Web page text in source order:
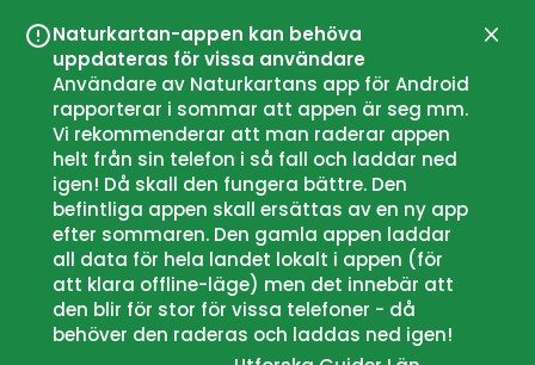
Naturkartan-appen kan behöva
uppdateras för vissa användare
Användare av Naturkartans app för Android
rapporterar i sommar att appen är seg mm.
Vi rekommenderar att man raderar appen
helt från sin telefon i så fall och laddar ned
igen! Då skall den fungera bättre. Den
befintliga appen skall ersättas av en ny app
efter sommaren. Den gamla appen laddar
all data för hela landet lokalt i appen (för
att klara offline-läge) men det innebär att
den blir för stor för vissa telefoner - då
behöver den raderas och laddas ned igen!